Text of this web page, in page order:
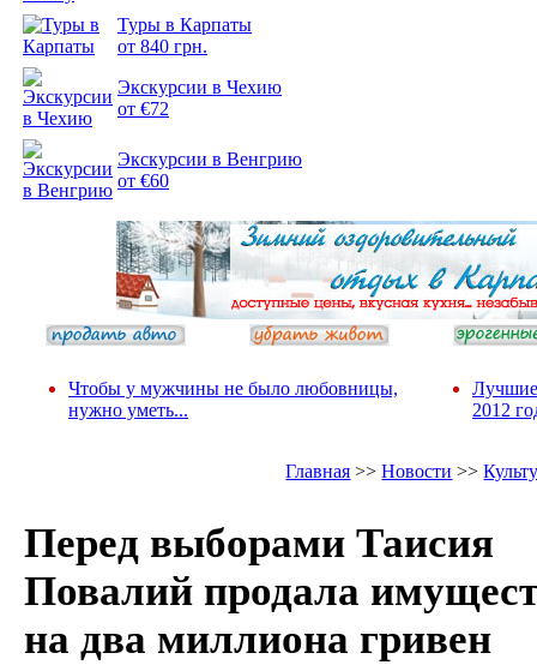
Туры в Карпаты
от 840 грн.
Экскурсии в Чехию
от €72
Экскурсии в Венгрию
от €60
Чтобы у мужчины не было любовницы,
нужно уметь...
Лучшие
2012
Главная >>Новости >>
Перед выборами Таисия
Повалий продала
на два миллиона гривен